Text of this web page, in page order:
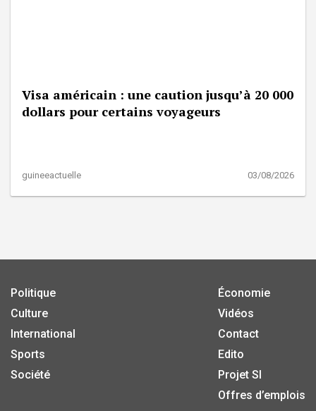
Visa américain : une caution jusqu’à 20 000
dollars pour certains voyageurs
guineeactuelle 03/08/2026
Politique
Culture
International
Sports
Société
Économie
Vidéos
Contact
Edito
Projet SI
Offres d’emplois